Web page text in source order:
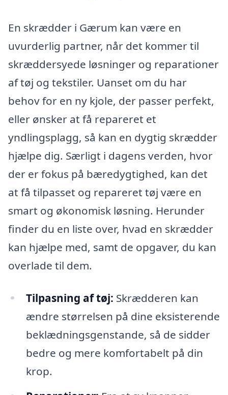
En skrædder i Gærum kan være en
uvurderlig partner, når det kommer til
skræddersyede løsninger og reparationer
af tøj og tekstiler. Uanset om du har
behov for en ny kjole, der passer perfekt,
eller ønsker at få repareret et
yndlingsplagg, så kan en dygtig skrædder
hjælpe dig. Særligt i dagens verden, hvor
der er fokus på bæredygtighed, kan det
at få tilpasset og repareret tøj være en
smart og økonomisk løsning. Herunder
finder du en liste over, hvad en skrædder
kan hjælpe med, samt de opgaver, du kan
overlade til dem.
Tilpasning af tøj: Skrædderen kan
ændre størrelsen på dine eksisterende
beklædningsgenstande, så de sidder
bedre og mere komfortabelt på din
krop.